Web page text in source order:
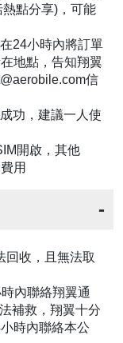
點分享)，可能
24小時內將訂單
地點，告知翔翼
信
功，建議一人使
開啟，其他
用
回收，且無法取
內聯絡翔翼通
補救，翔翼十分
時內聯絡本公